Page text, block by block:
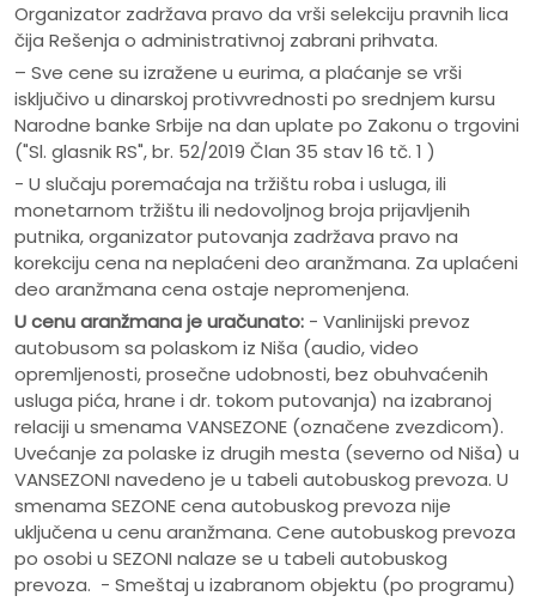
Organizator zadržava pravo da vrši selekciju pravnih lica
čija Rešenja o administrativnoj zabrani prihvata.
– Sve cene su izražene u eurima, a plaćanje se vrši
isključivo u dinarskoj protivvrednosti po srednjem kursu
Narodne banke Srbije na dan uplate po Zakonu o trgovini
("Sl. glasnik RS", br. 52/2019 Član 35 stav 16 tč. 1 )
- U slučaju poremaćaja na tržištu roba i usluga, ili
monetarnom tržištu ili nedovoljnog broja prijavljenih
putnika, organizator putovanja zadržava pravo na
korekciju cena na neplaćeni deo aranžmana. Za uplaćeni
deo aranžmana cena ostaje nepromenjena.
U cenu aranžmana je uračunato: - Vanlinijski prevoz
autobusom sa polaskom iz Niša (audio, video
opremljenosti, prosečne udobnosti, bez obuhvaćenih
usluga pića, hrane i dr. tokom putovanja) na izabranoj
relaciji u smenama VANSEZONE (označene zvezdicom).
Uvećanje za polaske iz drugih mesta (severno od Niša) u
VANSEZONI navedeno je u tabeli autobuskog prevoza. U
smenama SEZONE cena autobuskog prevoza nije
uključena u cenu aranžmana. Cene autobuskog prevoza
po osobi u SEZONI nalaze se u tabeli autobuskog
prevoza. - Smeštaj u izabranom objektu (po programu)